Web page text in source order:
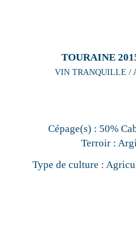
TOURAINE
VIN TRANQUILLE /
Cépage(s) : 50%
Terroir :
Type de culture :